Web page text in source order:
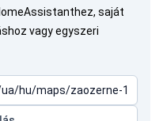
saját
vagy egyszeri